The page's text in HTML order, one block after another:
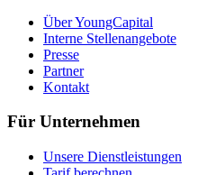
Über YoungCapital
Interne Stellenangebote
Presse
Partner
Kontakt
Für Unternehmen
Unsere Dienstleistungen